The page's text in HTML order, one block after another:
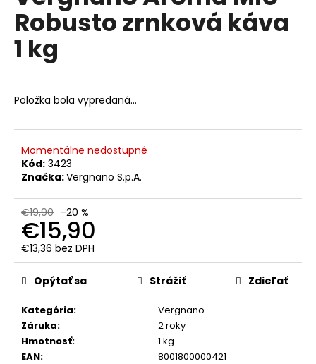
0,0
5
hviezdičiek.
Robusto zrnková káva
1 kg
Položka bola vypredaná…
Momentálne nedostupné
Kód: 3423
Značka:Vergnano S.p.A.
€19,90 –20 %
€15,90
€13,36 bez DPH
Jednotková
cena:
Kategória:
Vergnano
Záruka:
2 roky
Hmotnosť:
1 kg
EAN:
8001800000421
Opýtať sa Strážiť Zdieľať
a
m
e
COFFEE
CREMA
ZRNKOVÁ
KÁVA
1KG
Pôvodne:
€19